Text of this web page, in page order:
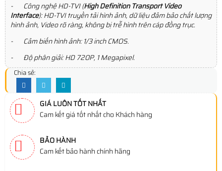
- Công nghệ HD-TVI (High Definition Transport Video
Interface): HD-TVI truyền tải hình ảnh, dữ liệu đảm bảo chất lượng
hình ảnh, Video rõ ràng, không bị trễ hình trên cáp đồng trục.
- Cảm biến hình ảnh: 1/3 inch CMOS.
- Độ phân giải: HD 720P, 1 Megapixel.
Chia sẻ:
GIÁ LUÔN TỐT NHẤT
Cam kết giá tốt nhất cho Khách hàng
BẢO HÀNH
Cam kết bảo hành chính hãng